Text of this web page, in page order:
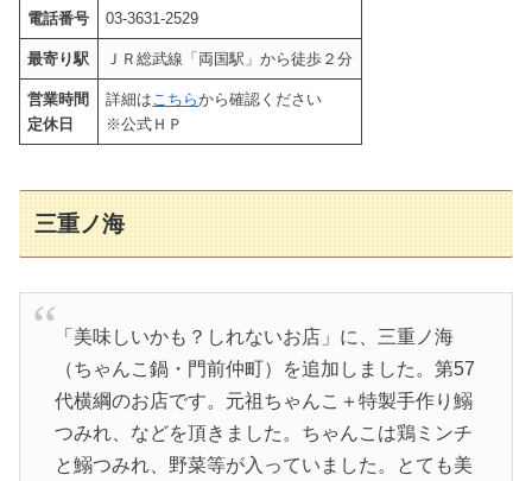
電話番号 03-3631-2529
最寄り駅 ＪＲ総武線「両国駅」から徒歩２分
営業時間
定休日
詳細は こちらから確認ください
※公式ＨＰ
三重ノ海
「美味しいかも？しれないお店」に、三重ノ海
（ちゃんこ鍋・門前仲町）を追加しました。第57
代横綱のお店です。元祖ちゃんこ＋特製手作り鰯
つみれ、などを頂きました。ちゃんこは鶏ミンチ
と鰯つみれ、野菜等が入っていました。とても美